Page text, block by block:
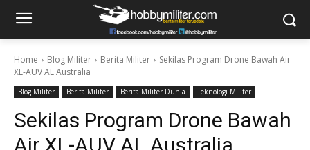
Home Blog Militer Berita Militer
Sekilas Program Drone Bawah Air
XL-AUV AL Australia
Blog Militer Berita Militer Berita Militer Dunia Teknologi Militer
Sekilas Program Drone Bawah
Air XL-AUV AL Australia